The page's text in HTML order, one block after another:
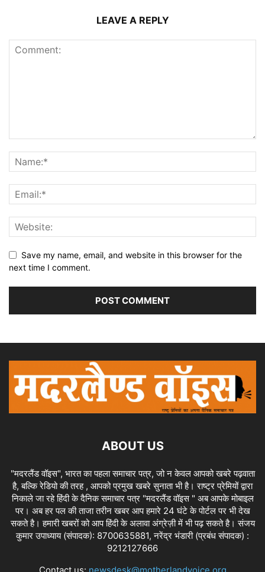
LEAVE A REPLY
Save my name, email, and website in this browser for the
next time I comment.
ABOUT US
"मदरलैंड वॉइस", भारत का पहला समाचार पत्र, जो न केवल आपको खबरे पढ़वाता
है, बल्कि रेडियो की तरह , आपको प्रमुख खबरे सुनाता भी है। राष्ट्र प्रेमियों द्वारा
निकाले जा रहे हिंदी के दैनिक समाचार पत्र "मदरलैंड वॉइस " अब आपके मोबाइल
पर। अब हर पल की ताजा तरीन खबर आप हमारे 24 घंटे के पोर्टल पर भी देख
सकते है। हमारी खबरों को आप हिंदी के अलावा अंग्रेज़ी में भी पढ़ सकते है। संजय
कुमार उपाध्याय (संपादक): 8700635881, नरेंद्र भंडारी (प्रबंध संपादक) :
9212127666